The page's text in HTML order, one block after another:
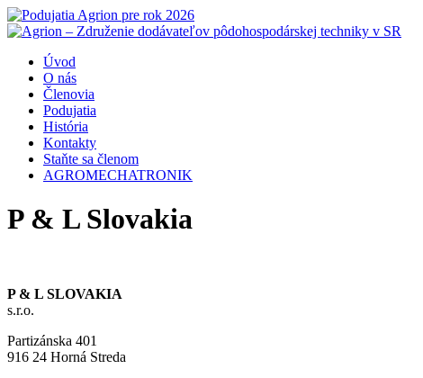
Úvod
O nás
Členovia
Podujatia
História
Kontakty
Staňte sa členom
AGROMECHATRONIK
P & L Slovakia
P & L SLOVAKIA
s.r.o.
Partizánska 401
916 24 Horná Streda